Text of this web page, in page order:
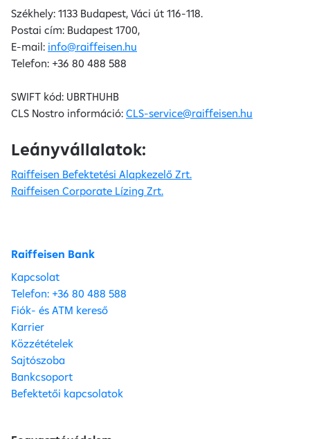
Székhely: 1133 Budapest, Váci út 116-118.
Postai cím: Budapest 1700,
E-mail: info@raiffeisen.hu
Telefon: +36 80 488 588
SWIFT kód: UBRTHUHB
CLS Nostro információ: CLS-service@raiffeisen.hu
Leányvállalatok:
Raiffeisen Befektetési Alapkezelő Zrt.
Raiffeisen Corporate Lízing Zrt.
Raiffeisen Bank
Kapcsolat
Telefon: +36 80 488 588
Fiók- és ATM kereső
Karrier
Közzétételek
Sajtószoba
Bankcsoport
Befektetői kapcsolatok